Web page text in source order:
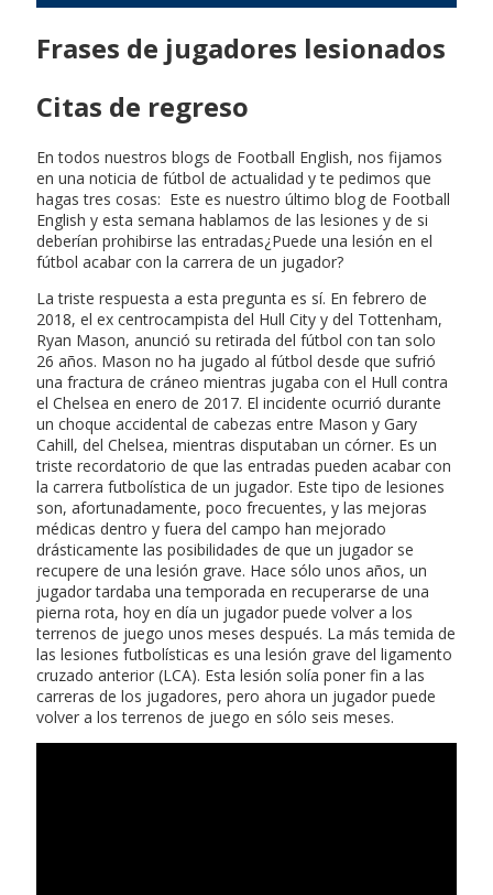
Frases de jugadores lesionados
Citas de regreso
En todos nuestros blogs de Football English, nos fijamos
en una noticia de fútbol de actualidad y te pedimos que
hagas tres cosas: Este es nuestro último blog de Football
English y esta semana hablamos de las lesiones y de si
deberían prohibirse las entradas¿Puede una lesión en el
fútbol acabar con la carrera de un jugador?
La triste respuesta a esta pregunta es sí. En febrero de
2018, el ex centrocampista del Hull City y del Tottenham,
Ryan Mason, anunció su retirada del fútbol con tan solo
26 años. Mason no ha jugado al fútbol desde que sufrió
una fractura de cráneo mientras jugaba con el Hull contra
el Chelsea en enero de 2017. El incidente ocurrió durante
un choque accidental de cabezas entre Mason y Gary
Cahill, del Chelsea, mientras disputaban un córner. Es un
triste recordatorio de que las entradas pueden acabar con
la carrera futbolística de un jugador. Este tipo de lesiones
son, afortunadamente, poco frecuentes, y las mejoras
médicas dentro y fuera del campo han mejorado
drásticamente las posibilidades de que un jugador se
recupere de una lesión grave. Hace sólo unos años, un
jugador tardaba una temporada en recuperarse de una
pierna rota, hoy en día un jugador puede volver a los
terrenos de juego unos meses después. La más temida de
las lesiones futbolísticas es una lesión grave del ligamento
cruzado anterior (LCA). Esta lesión solía poner fin a las
carreras de los jugadores, pero ahora un jugador puede
volver a los terrenos de juego en sólo seis meses.